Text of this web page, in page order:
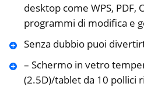
desktop come WPS, PDF,
programmi di modifica e
Senza dubbio puoi
– Schermo in vetro
(2.5D)/tablet da 10 pollici